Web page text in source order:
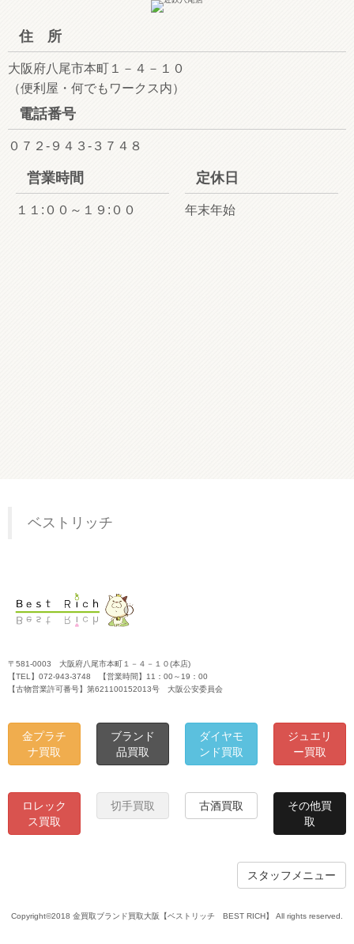
住 所
大阪府八尾市本町１－４－１０
（便利屋・何でもワークス内）
電話番号
０７２-９４３-３７４８
営業時間
１１:００～１９:００
定休日
年末年始
ベストリッチ
〒581-0003 大阪府八尾市本町１－４－１０(本店)
【TEL】072-943-3748 【営業時間】11：00～19：00
【古物営業許可番号】第621100152013号 大阪公安委員会
金プラチ
ナ買取
ブランド
品買取
ダイヤモ
ンド買取
ジュエリ
ー買取
ロレック
ス買取
切手買取 古酒買取
その他買
取
スタッフメニュー
Copyright©2018 金買取ブランド買取大阪【ベストリッチ BEST RICH】 All rights reserved.